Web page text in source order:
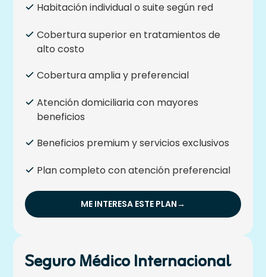
Habitación individual o suite según red
Cobertura superior en tratamientos de
alto costo
Cobertura amplia y preferencial
Atención domiciliaria con mayores
beneficios
Beneficios premium y servicios exclusivos
Plan completo con atención preferencial
ME INTERESA ESTE PLAN→
Seguro Médico Internacional